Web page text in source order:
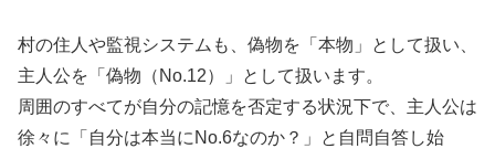
村の住人や監視システムも、偽物を「本物」として扱い、
主人公を「偽物（No.12）」として扱います。
周囲のすべてが自分の記憶を否定する状況下で、主人公は
徐々に「自分は本当にNo.6なのか？」と自問自答し始